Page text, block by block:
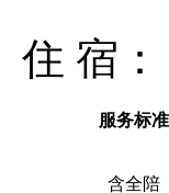
住 宿：
服务标准
含全陪